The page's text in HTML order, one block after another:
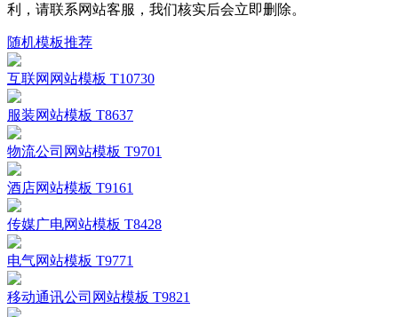
利，请联系网站客服，我们核实后会立即删除。
随机模板推荐
互联网网站模板 T10730
服装网站模板 T8637
物流公司网站模板 T9701
酒店网站模板 T9161
传媒广电网站模板 T8428
电气网站模板 T9771
移动通讯公司网站模板 T9821